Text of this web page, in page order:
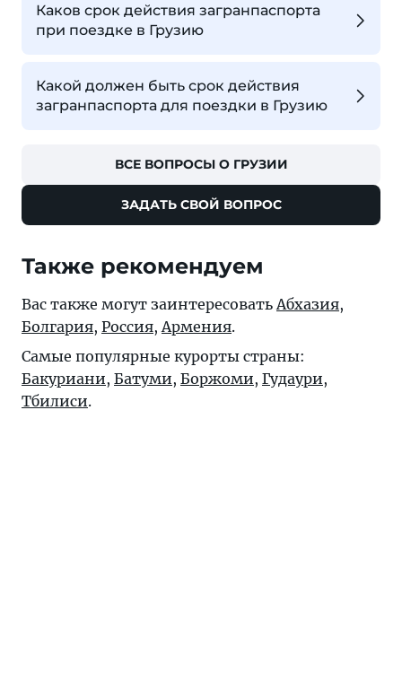
Каков срок действия загранпаспорта
при поездке в Грузию
Какой должен быть срок действия
загранпаспорта для поездки в Грузию
ВСЕ ВОПРОСЫ О ГРУЗИИ
ЗАДАТЬ СВОЙ ВОПРОС
Также рекомендуем
Вас также могут заинтересовать Абхазия,
Болгария, Россия, Армения.
Самые популярные курорты страны:
Бакуриани, Батуми, Боржоми, Гудаури,
Тбилиси.